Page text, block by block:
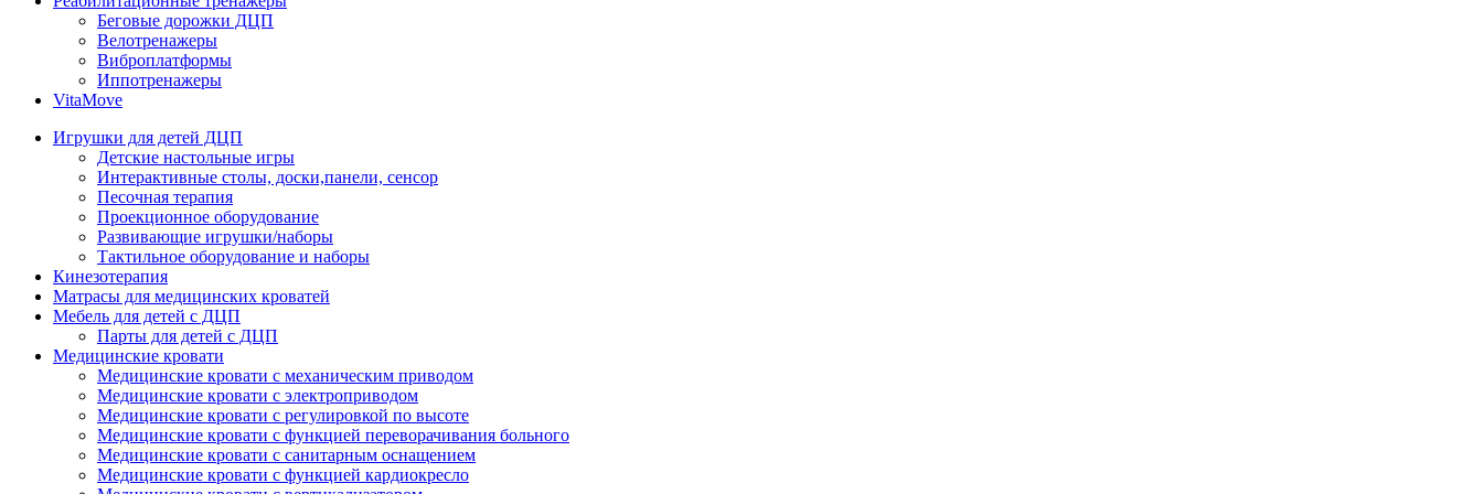
Беговые дорожки ДЦП
Велотренажеры
Виброплатформы
Иппотренажеры
VitaMove
Игрушки для детей ДЦП
Детские настольные игры
Интерактивные столы, доски,панели, сенсор
Песочная терапия
Проекционное оборудование
Развивающие игрушки/наборы
Тактильное оборудование и наборы
Кинезотерапия
Матрасы для медицинских кроватей
Мебель для детей с ДЦП
Парты для детей с ДЦП
Медицинские кровати
Медицинские кровати с механическим приводом
Медицинские кровати с электроприводом
Медицинские кровати с регулировкой по высоте
Медицинские кровати с функцией переворачивания больного
Медицинские кровати с санитарным оснащением
Медицинские кровати с функцией кардиокресло